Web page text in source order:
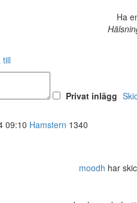
Ha
till
Privat inlägg
09:10 Hamstern 1340
moodh har